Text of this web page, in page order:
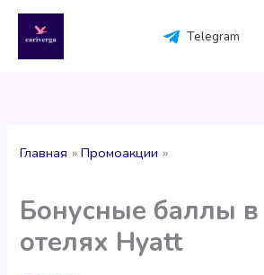
содержимому
Telegram
Главная Промоакции
Бонусные баллы
отелях Hyatt